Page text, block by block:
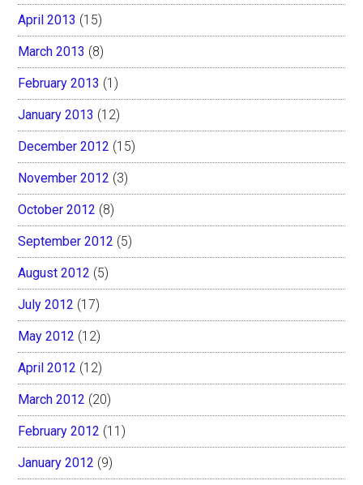
April 2013 (15)
March 2013 (8)
February 2013 (1)
January 2013 (12)
December 2012 (15)
November 2012 (3)
October 2012 (8)
September 2012 (5)
August 2012 (5)
July 2012 (17)
May 2012 (12)
April 2012 (12)
March 2012 (20)
February 2012 (11)
January 2012 (9)